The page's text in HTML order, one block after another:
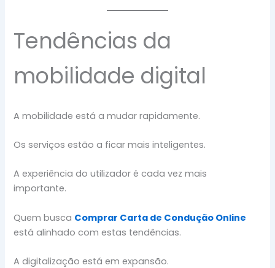
Tendências da
mobilidade digital
A mobilidade está a mudar rapidamente.
Os serviços estão a ficar mais inteligentes.
A experiência do utilizador é cada vez mais
importante.
Quem busca Comprar Carta de Condução Online
está alinhado com estas tendências.
A digitalização está em expansão.